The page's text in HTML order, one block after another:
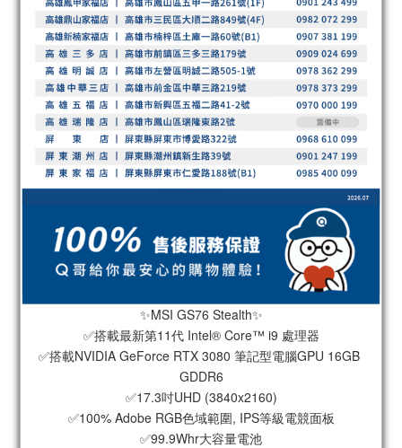
✨MSI GS76 Stealth✨
✅搭載最新第11代 Intel® Core™ i9 處理器
✅搭載NVIDIA GeForce RTX 3080 筆記型電腦GPU 16GB
GDDR6
✅17.3吋UHD (3840x2160)
✅100% Adobe RGB色域範圍, IPS等級電競面板
✅99.9Whr大容量電池